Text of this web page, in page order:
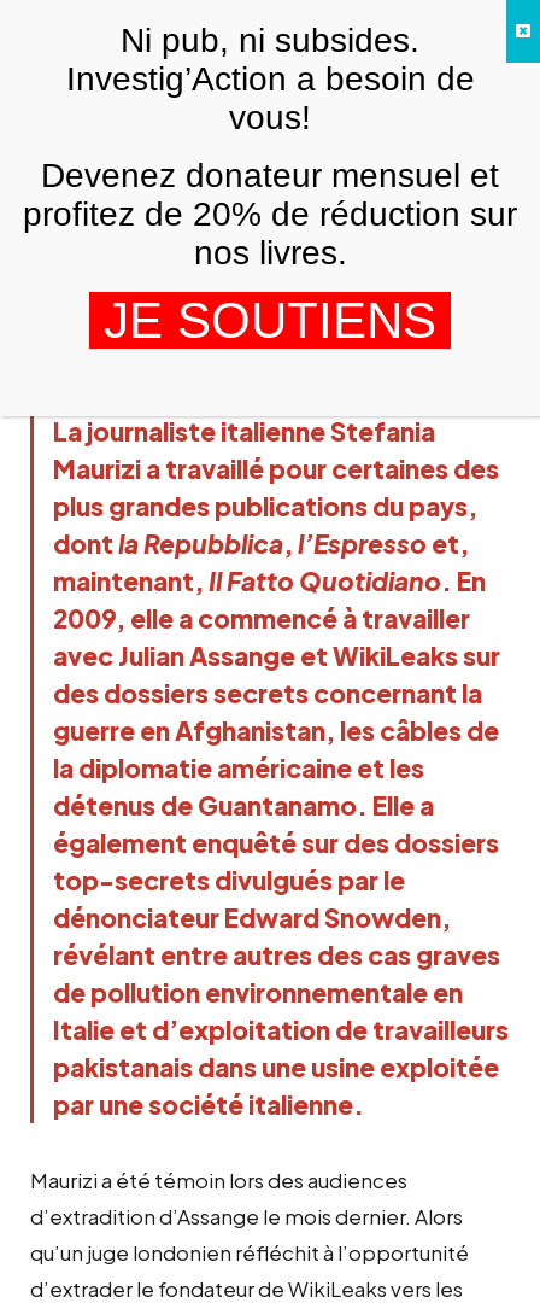
Stefania Maurizi: « C’est un incroyable
échec du journalisme »
NADJA VANCAUWENBERGHE
La journaliste italienne Stefania
Maurizi a travaillé pour certaines des
plus grandes publications du pays,
dontla Repubblica,l’Espresso et,
maintenant,Il Fatto Quotidiano. En
2009, elle a commencé à travailler
avec Julian Assange et WikiLeaks sur
des dossiers secrets concernant la
guerre en Afghanistan, les câbles de
la diplomatie américaine et les
détenus de Guantanamo. Elle a
également enquêté sur des dossiers
top-secrets divulgués par le
dénonciateur Edward Snowden,
révélant entre autres des cas graves
de pollution environnementale en
Italie et d’exploitation de travailleurs
pakistanais dans une usine exploitée
par une société italienne.
Maurizi a été témoin lors des audiences
d’extradition d’Assange le mois dernier. Alors
qu’un juge londonien réfléchit à l’opportunité
d’extrader le fondateur de WikiLeaks vers les
ANALYSES ET TÉMOIGNAGES
FRNi pub, ni subsides.
Investig’Action a besoin de
vous!
Devenez donateur mensuel et
profitez de 20% de réduction sur
nos livres.
JE SOUTIENS